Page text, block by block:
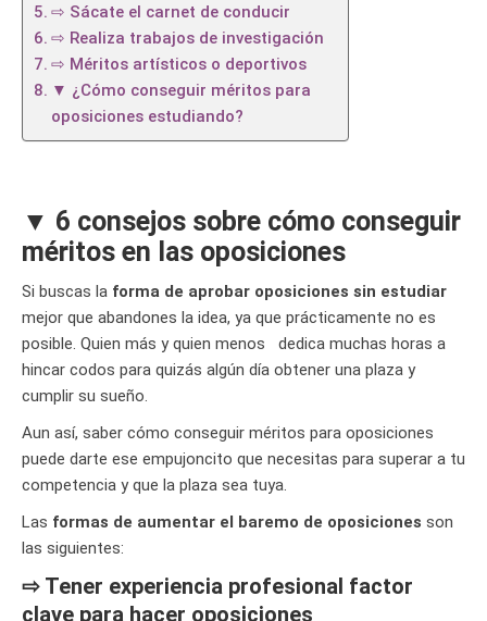
⇨ Sácate el carnet de conducir
⇨ Realiza trabajos de investigación
⇨ Méritos artísticos o deportivos
▼ ¿Cómo conseguir méritos para
oposiciones estudiando?
▼ 6 consejos sobre cómo conseguir
méritos en las oposiciones
Si buscas la forma de aprobar oposiciones sin estudiar
mejor que abandones la idea, ya que prácticamente no es
posible. Quien más y quien menos dedica muchas horas a
hincar codos para quizás algún día obtener una plaza y
cumplir su sueño.
Aun así, saber cómo conseguir méritos para oposiciones
puede darte ese empujoncito que necesitas para superar a tu
competencia y que la plaza sea tuya.
Las formas de aumentar el baremo de oposiciones son
las siguientes:
⇨ Tener experiencia profesional factor
clave para hacer oposiciones